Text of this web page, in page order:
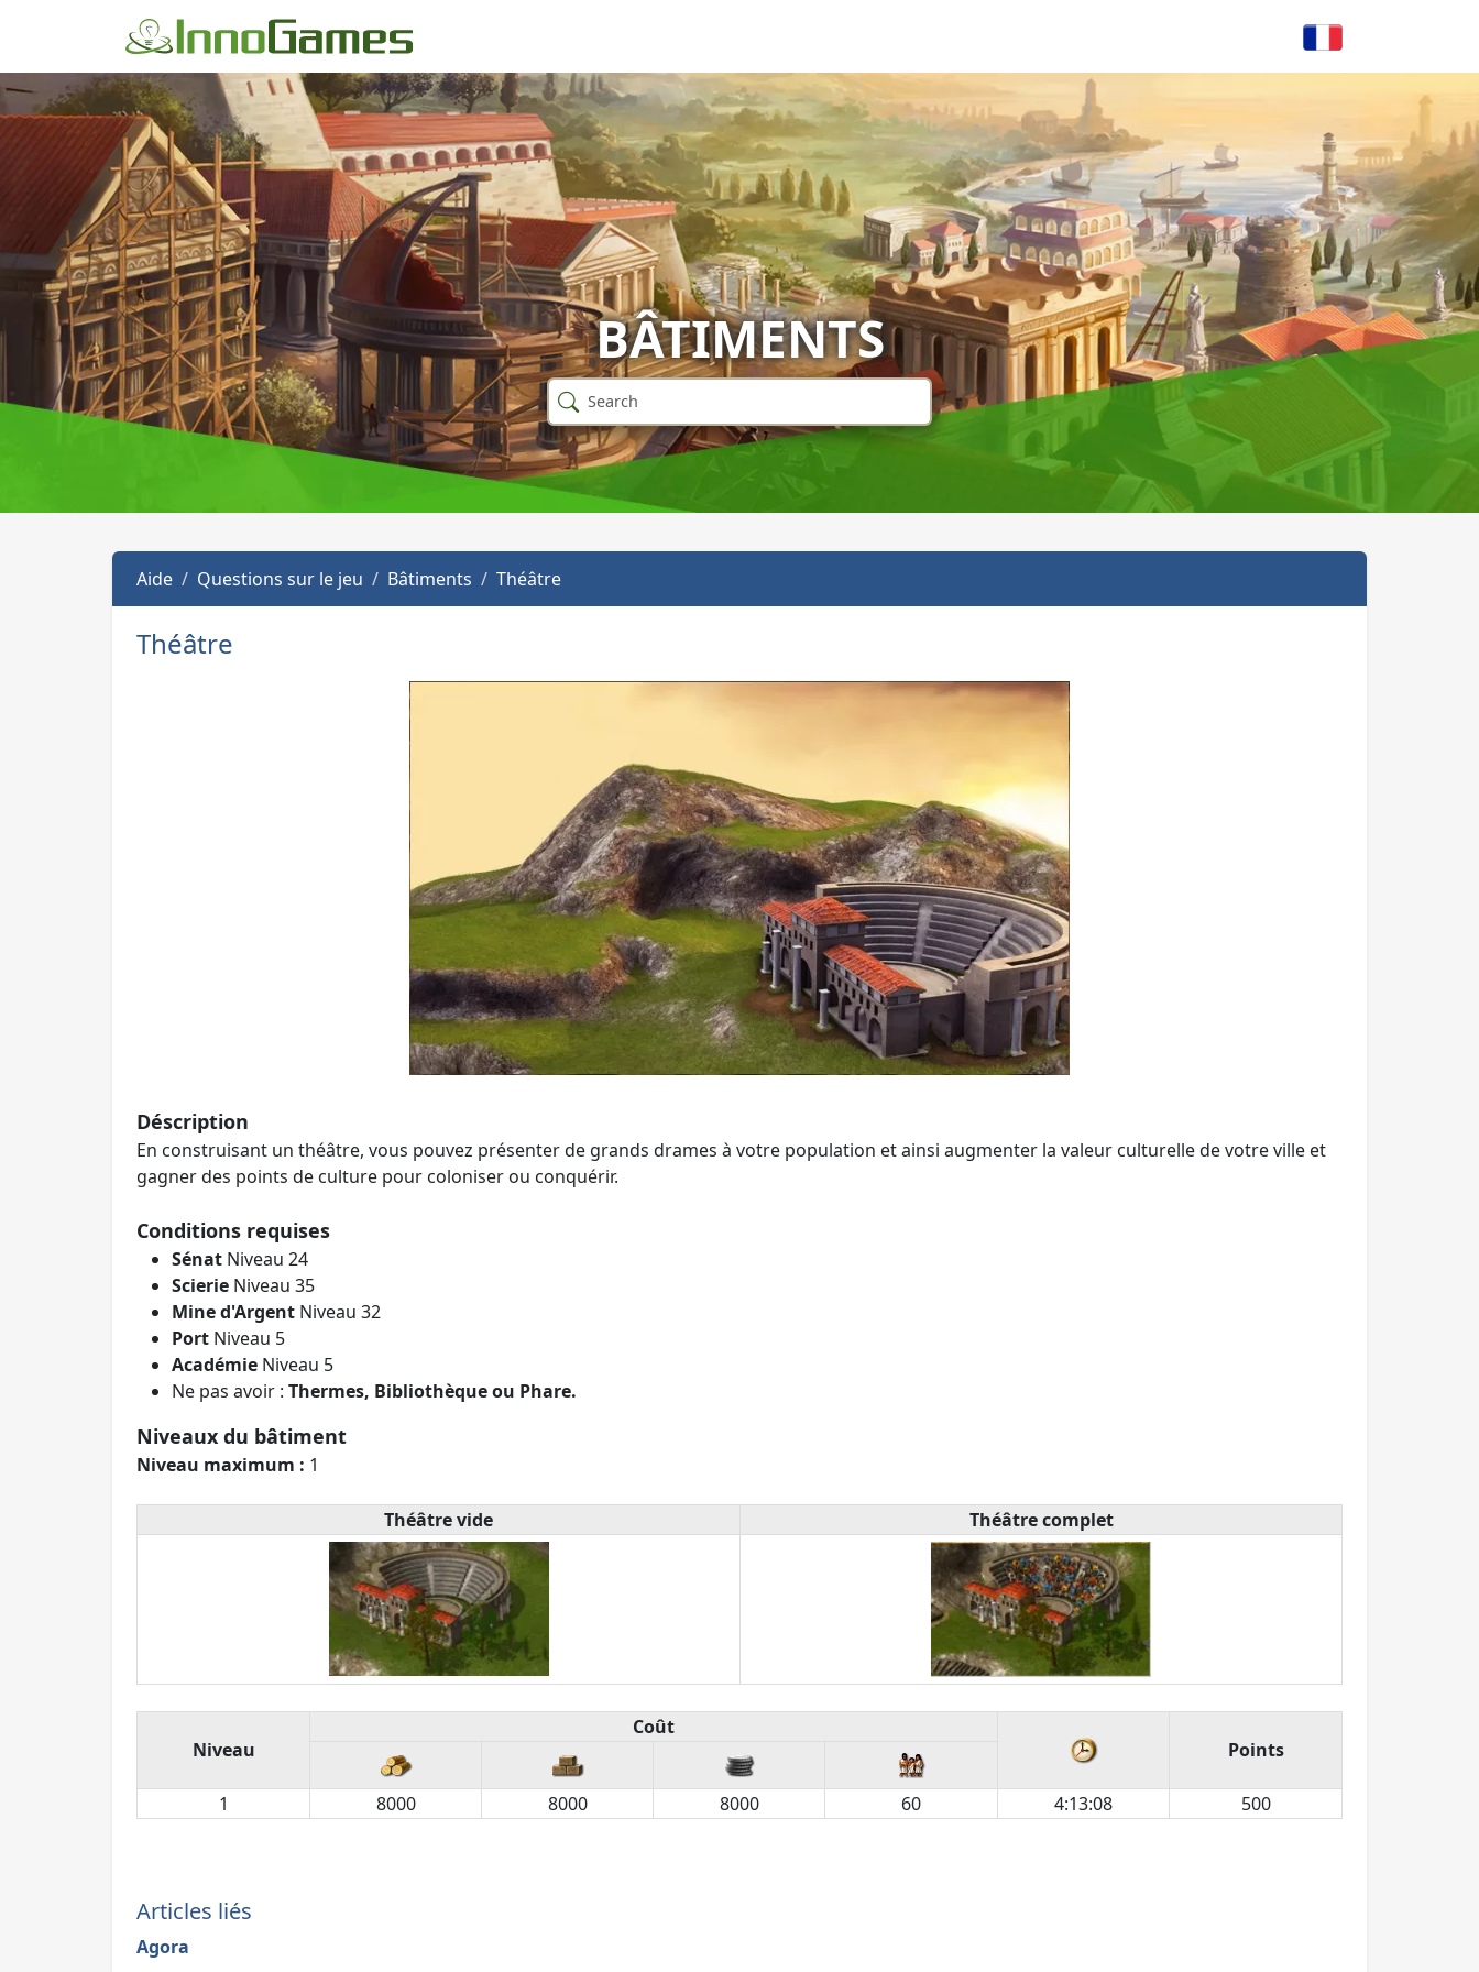
BÂTIMENTS
Aide Questions sur le jeu Bâtiments Théâtre
Théâtre
Déscription
En construisant un théâtre, vous pouvez présenter de grands drames à votre population et ainsi augmenter la valeur culturelle de votre ville et
gagner des points de culture pour coloniser ou conquérir.
Conditions requises
Sénat Niveau 24
Scierie Niveau 35
Mine d'Argent Niveau 32
Port Niveau 5
Académie Niveau 5
Ne pas avoir : Thermes, Bibliothèque ou Phare.
Niveaux du bâtiment
Niveau maximum : 1
Théâtre vide Théâtre complet
Niveau
Coût
Points
1 8000 8000 8000 60 4:13:08 500
Articles liés
Agora